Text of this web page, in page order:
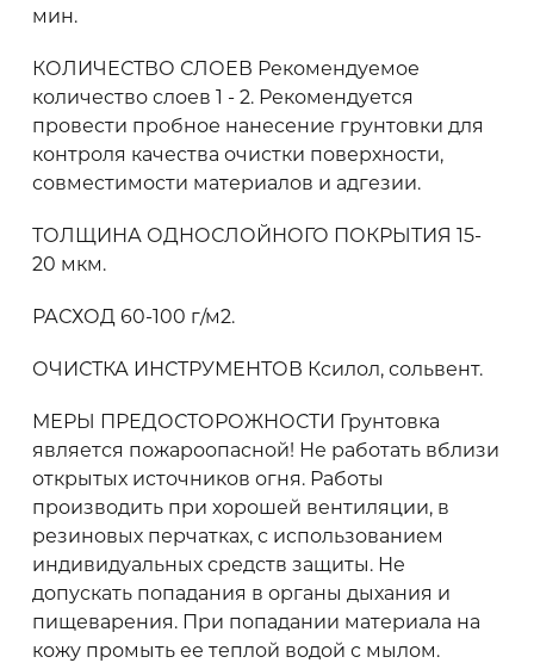
мин.
КОЛИЧЕСТВО СЛОЕВ Рекомендуемое
количество слоев 1 - 2. Рекомендуется
провести пробное нанесение грунтовки для
контроля качества очистки поверхности,
совместимости материалов и адгезии.
ТОЛЩИНА ОДНОСЛОЙНОГО ПОКРЫТИЯ 15-
20 мкм.
РАСХОД 60-100 г/м2.
ОЧИСТКА ИНСТРУМЕНТОВ Ксилол, сольвент.
МЕРЫ ПРЕДОСТОРОЖНОСТИ Грунтовка
является пожароопасной! Не работать вблизи
открытых источников огня. Работы
производить при хорошей вентиляции, в
резиновых перчатках, с использованием
индивидуальных средств защиты. Не
допускать попадания в органы дыхания и
пищеварения. При попадании материала на
кожу промыть ее теплой водой с мылом.